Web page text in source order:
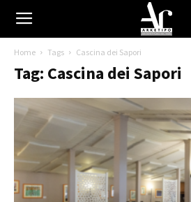
Home Tags Cascina dei Sapori
Tag: Cascina dei Sapori